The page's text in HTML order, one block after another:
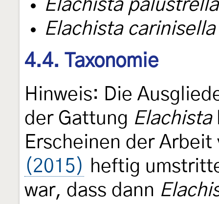
Elachista palustrella
Elachista carinisella
4.4. Taxonomie
Hinweis: Die
der Gattung Elachista
Erscheinen der
(2015) heftig
war, dass dann